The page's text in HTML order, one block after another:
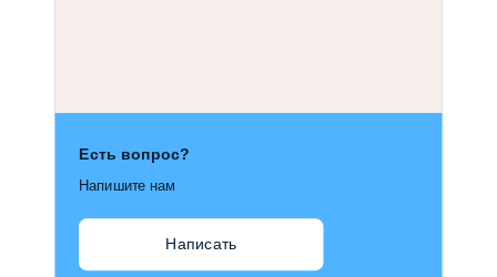
Есть вопрос?
Напишите нам
Написать